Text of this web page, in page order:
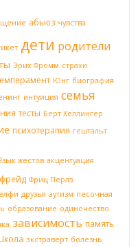
абьюз чувства
дети родители
Эрих Фромм страхи
Юнг биография
интуиция семья
тесты Берт Хеллингер
психотерапия гештальт
жестов акцентуация
фрейд Фриц Перлз
друзья аутизм песочная
образование одиночество
зависимость память
экстраверт болезнь